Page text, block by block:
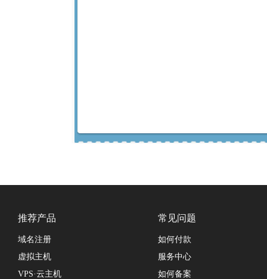
推荐产品
域名注册
虚拟主机
VPS·云主机
常见问题
如何付款
服务中心
如何备案